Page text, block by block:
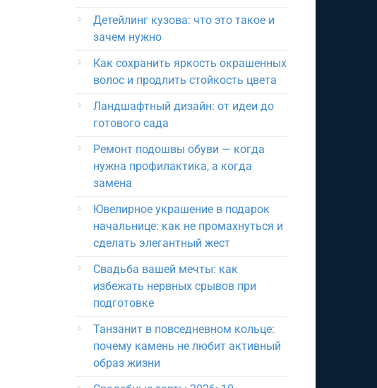
Детейлинг кузова: что это такое и
зачем нужно
Как сохранить яркость окрашенных
волос и продлить стойкость цвета
Ландшафтный дизайн: от идеи до
готового сада
Ремонт подошвы обуви — когда
нужна профилактика, а когда
замена
Ювелирное украшение в подарок
начальнице: как не промахнуться и
сделать элегантный жест
Свадьба вашей мечты: как
избежать нервных срывов при
подготовке
Танзанит в повседневном кольце:
почему камень не любит активный
образ жизни